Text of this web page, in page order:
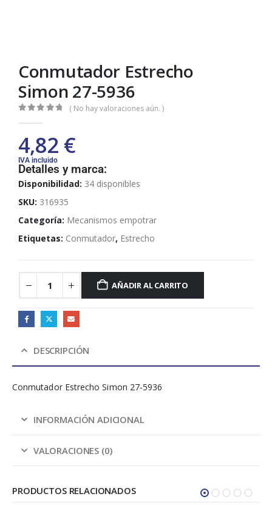
Conmutador Estrecho
Simon 27-5936
( No hay valoraciones aún. )
4,82 €
IVA incluido
Detalles y marca:
Disponibilidad: 34 disponibles
SKU: 316935
Categoría: Mecanismos empotrar
Etiquetas: Conmutador, Estrecho
AÑADIR AL CARRITO
DESCRIPCIÓN
Conmutador Estrecho Simon 27-5936
INFORMACIÓN ADICIONAL
VALORACIONES (0)
PRODUCTOS RELACIONADOS